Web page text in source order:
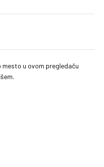
u ovom pregledaču